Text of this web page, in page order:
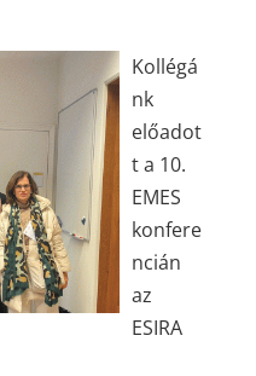
Kollégá
nk
előadot
t a 10.
EMES
konfere
ncián
az
ESIRA